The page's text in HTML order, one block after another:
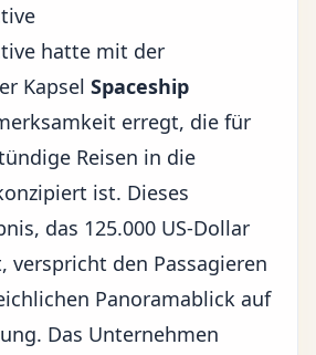
hatte mit der
Kapsel Spaceship
erregt, die für
Reisen in die
ist. Dieses
das 125.000 US-Dollar
verspricht den Passagieren
Panoramablick auf
Das Unternehmen